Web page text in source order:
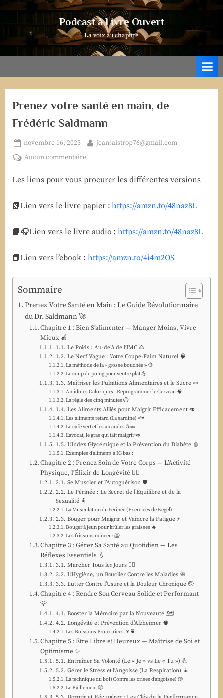
Podcast à Livre Ouvert
La voix au chapitre
Prenez votre santé en main, de
Frédéric Saldmann
Posted
on
novembre 16, 2025 By
jeansaistrop76@gmail.com
Aucun commentaire
votre
en
Frédéric
Les liens pour vous procurer les différentes versions
📗Lien vers le livre papier : https://amzn.to/48naz8L
📘🎧Lien vers le livre audio : https://amzn.to/48naz8L
📕Lien vers l’ebook : https://amzn.to/4i4m2OS
Sommaire
Prenez Votre Santé en Main : Le Guide Révolutionnaire
du Dr. Saldmann 🚀
Chapitre 1 : Bien S’alimenter — Manger Moins, Vivre
Mieux 🍎
1.1. Le Poids : Au-delà de l’IMC ⚖️
1.2. Le Nerf Vague : Votre Coupe-Faim Naturel 🧠
La méthode de la « grosse bouchée » 🍋
Le coup de poing pour ventre plat 💪
1.3. Maîtriser les Pulsations Alimentaires et le Sucre 🍬
Antidotes Caloriques : Reprogrammer le Cerveau 🧠
La règle des cinq minutes ⏱️
1.4. Les Aliments Alliés pour Maigrir Efficacement 🥑
Les aliments retard (La sardine) 🐟
Le café vert et les amandes ☕🥜
L’avocat, le gras qui fait maigrir 🥑
1.5. L’Index Glycémique et la Prévention du Diabète 🩸
Exemples d’aliments à IG bas :
Chapitre 2 : Prenez Soin de Votre Corps — L’Activité
Physique, l’Élixir de Longévité 🏃‍♀️
2.1. Se Muscler et l’Autoguérison 🛡️
2.2. Le Périnée : Le Secret de l’Équilibre et de la
Sexualité 🧍
La Musculation du Périnée (Exercices de Kegel) :
2.3. Bouger pour Maigrir et Vaincre la Fatigue ⚡
Bouger à jeun pour brûler les graisses 🔥
Les frissons minceur 🥶
Chapitre 3 : Gérer Sa Santé au Quotidien — Les
Réflexes Essentiels 💧
3.1. Marcher Tous les Jours 🚶‍♂️
3.2. L’Hygiène, un Bouclier Contre les Maladies 🧼
3.3. Lutter Contre l’Usure et la Douleur Chronique 🤕
Chapitre 4 : Rendre Son Cerveau Solide et Performant
💡
4.1. Booster la Mémoire par la Nouveauté 🗺️
4.2. Longévité et Prévention d’Alzheimer 🧠
Les Boissons Protectrices 🍷🍵
Chapitre 5 : Être Libre et Heureux — Maîtrise de Soi et
Optimisme ✨
5.1. Entraîner Sa Volonté (Le « Je » vs Le « Tu ») 💪
5.2. Gérer le Stress et l’Angoisse (La Respiration) 🧘
La technique du bol (Contre les crises d’angoisse) 🤲
Le Bâillement 🥱